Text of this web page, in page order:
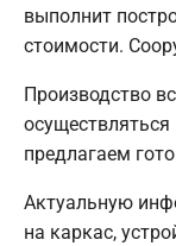
выполнит
стоимости.
Производство
предлагаем
Актуальную
на каркас,